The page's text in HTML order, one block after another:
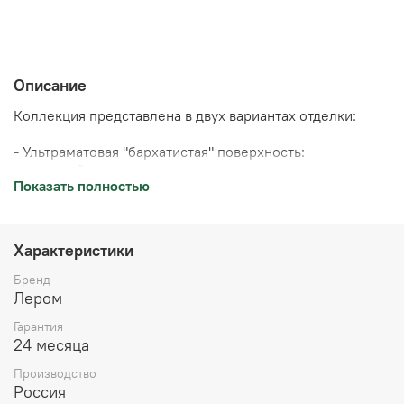
Описание
Коллекция представлена в двух вариантах отделки:
- Ультраматовая "бархатистая" поверхность:
благодаря мягкому прикосновению, устойчивость к
- Ультраглянцевая поверхность: уровень глянца 95,
"зеркальное" отражение благодаря 3D-эффекту,
устойчивость к бытовым царапинам.
Грейс" оснащен высококачественной европейской
фурнитурой, обеспечивающей долговечность
эксплуатации:
Показать полностью
Характеристики
Бренд
Лером
Гарантия
24 месяца
Производство
Россия